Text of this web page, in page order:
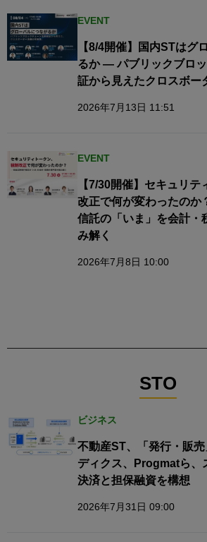
EVENT
【8/4開催】国内STはグ
るか — パブリックブロ
証から見えたクロスボー
2026年7月13日 11:51
EVENT
【7/30開催】セキュリテ
改正で何が変わったの
信託の「いま」を会計・
み解く
2026年7月8日 10:00
STO
ビジネス
不動産ST、「発行・販
ディクス、Progmatら、
決済と担保融資を構想
2026年7月31日 09:00